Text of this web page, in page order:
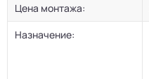
Цена монтажа:
Назначение: